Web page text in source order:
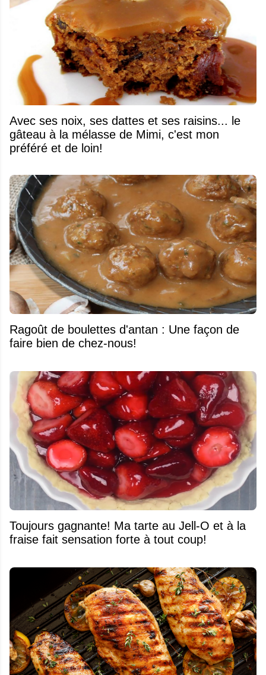
Avec ses noix, ses dattes et ses raisins... le
gâteau à la mélasse de Mimi, c'est mon
préféré et de loin!
Ragoût de boulettes d'antan : Une façon de
faire bien de chez-nous!
Toujours gagnante! Ma tarte au Jell-O et à la
fraise fait sensation forte à tout coup!